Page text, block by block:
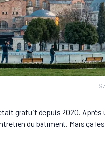
gratuit depuis 2020.
du bâtiment. Mais ça